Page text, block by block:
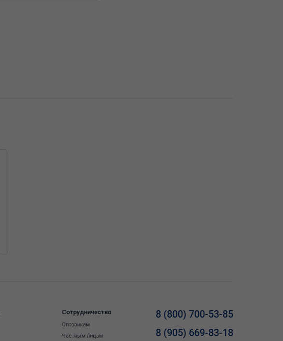
Сотрудничество
Оптовикам
Частным лицам
8 (800) 700-53-85
8 (905) 669-83-18